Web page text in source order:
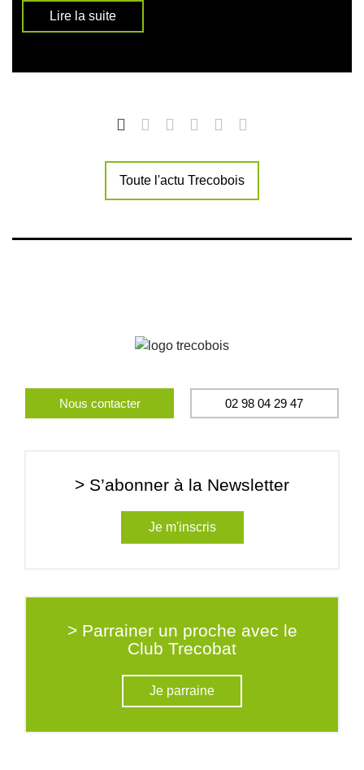
Lire la suite
Toute l'actu Trecobois
Nous contacter 02 98 04 29 47
> S’abonner à la Newsletter
Je m'inscris
> Parrainer un proche avec le
Club Trecobat
Je parraine